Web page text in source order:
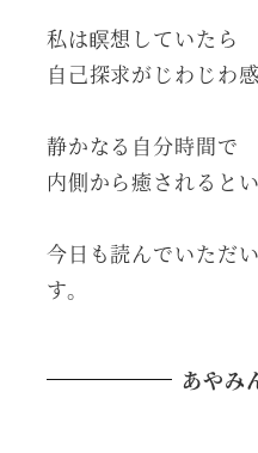
私は瞑想していたら
自己探求がじわじわ
静かなる自分時間で
内側から癒されると
今日も読んでいただ
す。
あやみ